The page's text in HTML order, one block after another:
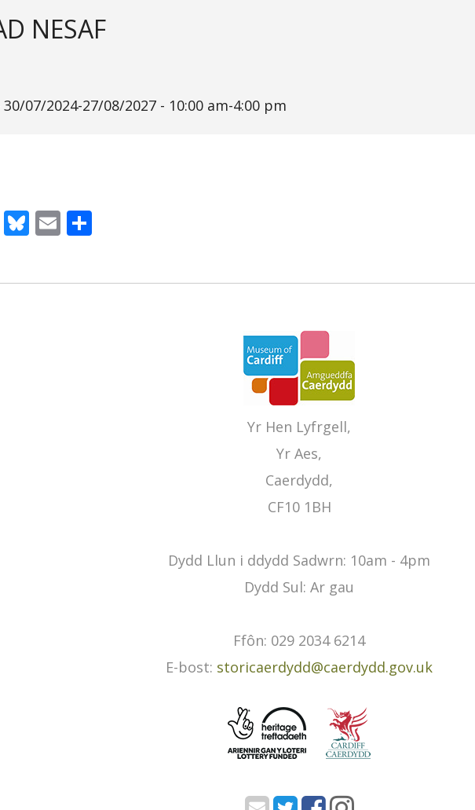
NESAF
30/07/2024-27/08/2027 - 10:00 am-4:00 pm
Messenger
Bluesky
Email
Yr Hen Lyfrgell,
Yr Aes,
Caerdydd,
CF10 1BH
Dydd Llun i ddydd Sadwrn: 10am - 4pm
Dydd Sul: Ar gau
Ffôn: 029 2034 6214
E-bost: storicaerdydd@caerdydd.gov.uk